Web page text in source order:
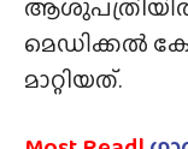
മെഡിക്കൽ
മാറ്റിയത്.